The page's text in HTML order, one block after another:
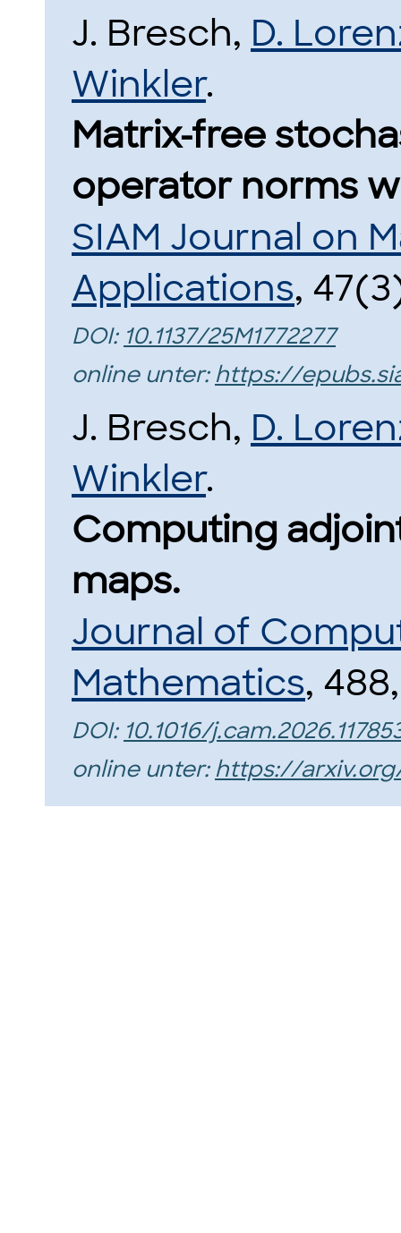
J. Bresch, D.
Winkler.
Matrix-free
operator norms
SIAM Journal on
Applications,
DOI: 10.1137/25M1772277
online unter: https://
J. Bresch, D.
Winkler.
Computing
maps.
Journal of
Mathematics,
DOI: 10.1016/
online unter: https://